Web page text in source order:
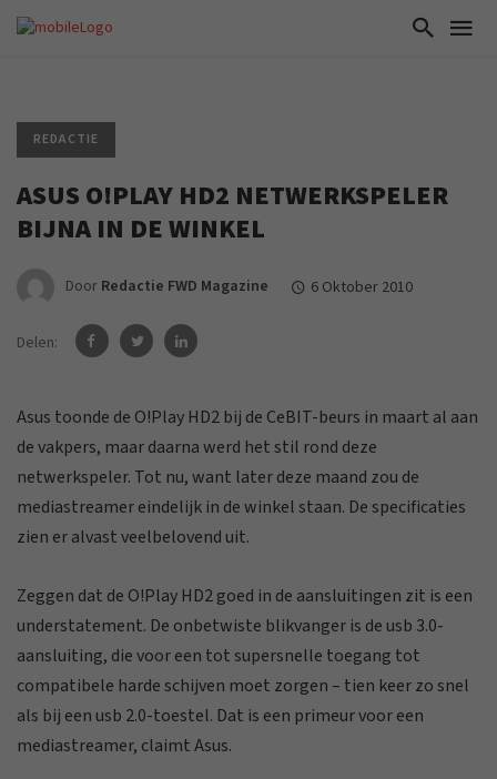
REDACTIE
ASUS O!PLAY HD2 NETWERKSPELER
BIJNA IN DE WINKEL
Door Redactie FWD Magazine 6 Oktober 2010
Delen:
Asus toonde de O!Play HD2 bij de CeBIT-beurs in maart al aan
de vakpers, maar daarna werd het stil rond deze
netwerkspeler. Tot nu, want later deze maand zou de
mediastreamer eindelijk in de winkel staan. De specificaties
zien er alvast veelbelovend uit.
Zeggen dat de O!Play HD2 goed in de aansluitingen zit is een
understatement. De onbetwiste blikvanger is de usb 3.0-
aansluiting, die voor een tot supersnelle toegang tot
compatibele harde schijven moet zorgen – tien keer zo snel
als bij een usb 2.0-toestel. Dat is een primeur voor een
mediastreamer, claimt Asus.